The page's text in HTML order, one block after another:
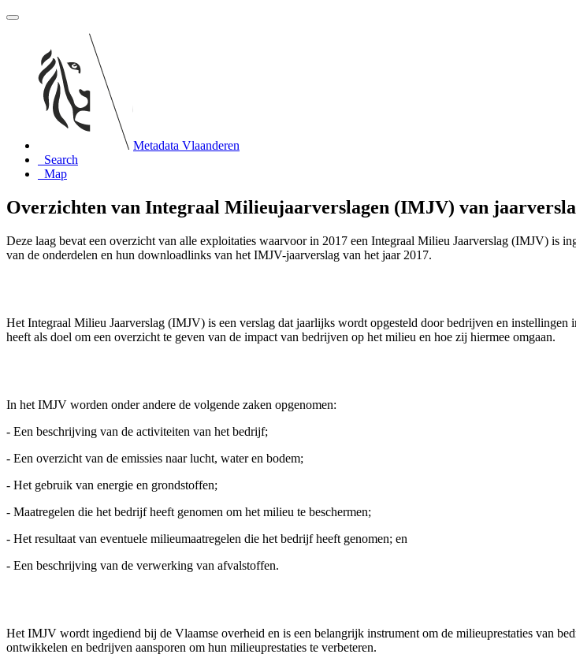
Metadata Vlaanderen
Search
Map
Overzichten van Integraal Milieujaarverslagen (IMJV) van
Deze laag bevat een overzicht van alle exploitaties waarvoor in 2017 een Integraal Milieu Jaarverslag (IMJV)
van de onderdelen en hun downloadlinks van het IMJV-jaarverslag van het jaar 2017.
Het Integraal Milieu Jaarverslag (IMJV) is een verslag dat jaarlijks wordt opgesteld door bedrijven en
heeft als doel om een overzicht te geven van de impact van bedrijven op het milieu en hoe zij hiermee omgaan.
In het IMJV worden onder andere de volgende zaken opgenomen:
- Een beschrijving van de activiteiten van het bedrijf;
- Een overzicht van de emissies naar lucht, water en bodem;
- Het gebruik van energie en grondstoffen;
- Maatregelen die het bedrijf heeft genomen om het milieu te beschermen;
- Het resultaat van eventuele milieumaatregelen die het bedrijf heeft genomen; en
- Een beschrijving van de verwerking van afvalstoffen.
Het IMJV wordt ingediend bij de Vlaamse overheid en is een belangrijk instrument om de milieuprestaties van
ontwikkelen en bedrijven aansporen om hun milieuprestaties te verbeteren.